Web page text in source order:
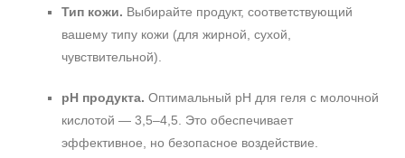
Тип кожи. Выбирайте продукт, соответствующий
вашему типу кожи (для жирной, сухой,
чувствительной).
pH продукта. Оптимальный pH для геля с молочной
кислотой — 3,5–4,5. Это обеспечивает
эффективное, но безопасное воздействие.